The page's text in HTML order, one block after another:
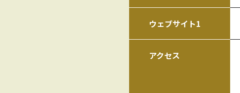
ウェブサイト1
アクセス